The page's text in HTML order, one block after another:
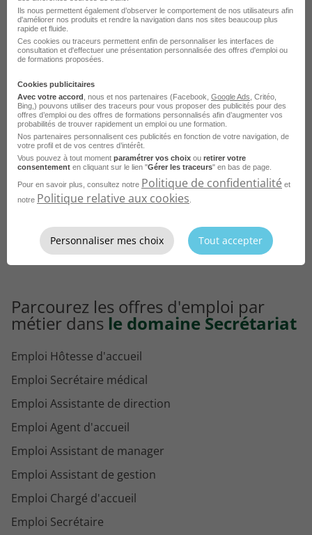
Consultez les offres d'emploi par
métierà Cernay
domaine Secrétariat
Emploi Assistant projet Cernay
Emploi Secrétaire polyvalent Cernay
Emploi Assistante de direction Cernay
Emploi Assistant de manager Cernay
Emploi Chargé d'accueil Cernay
Parcourez les offres d'emploi par
métier dans le domaine Secrétariat
Emploi Hôtesse d'accueil
Emploi Secrétaire médical
Emploi Assistante de direction
Emploi Agent d'accueil
Emploi Assistant de manager
Emploi Assistant de gestion
Emploi Chargé d'accueil
Emploi Secrétaire
Ils nous permettent également d’observer le comportement de nos utilisateurs afin
d'améliorer nos produits et rendre la navigation dans nos sites beaucoup plus
rapide et fluide.
Ces cookies ou traceurs permettent enfin de personnaliser les interfaces de
consultation et d'effectuer une présentation personnalisée des offres d'emploi ou
de formations proposées.
Cookies publicitaires
Avec votre accord , nous et nos partenaires (Facebook, Google Ads , Critéo,
Bing,) pouvons utiliser des traceurs pour vous proposer des publicités pour des
offres d’emploi ou des offres de formations personnalisés afin d’augmenter vos
probabilités de trouver rapidement un emploi ou une formation.
Nos partenaires personnalisent ces publicités en fonction de votre navigation, de
votre profil et de vos centres d’intérêt.
Vous pouvez à tout moment paramétrer vos choix ou retirer votre
consentement en cliquant sur le lien "Gérer les traceurs" en bas de page.
Pour en savoir plus, consultez notre Politique de confidentialité et
notre Politique relative aux cookies
Personnaliser mes choix Tout accepter